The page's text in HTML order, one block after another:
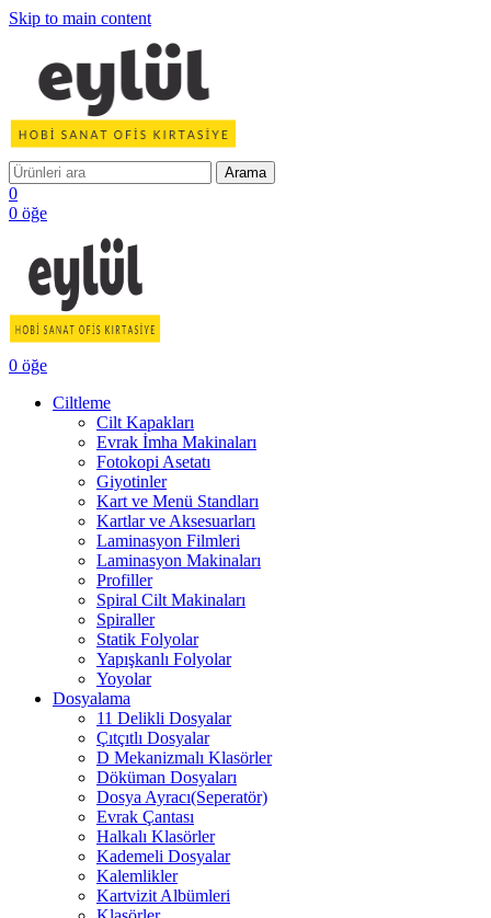
Skip to main content
Arama
0
0 öğe
0 öğe
Ciltleme
Cilt Kapakları
Evrak İmha Makinaları
Fotokopi Asetatı
Giyotinler
Kart ve Menü Standları
Kartlar ve Aksesuarları
Laminasyon Filmleri
Laminasyon Makinaları
Profiller
Spiral Cilt Makinaları
Spiraller
Statik Folyolar
Yapışkanlı Folyolar
Yoyolar
Dosyalama
11 Delikli Dosyalar
Çıtçıtlı Dosyalar
D Mekanizmalı Klasörler
Döküman Dosyaları
Dosya Ayracı(Seperatör)
Evrak Çantası
Halkalı Klasörler
Kademeli Dosyalar
Kalemlikler
Kartvizit Albümleri